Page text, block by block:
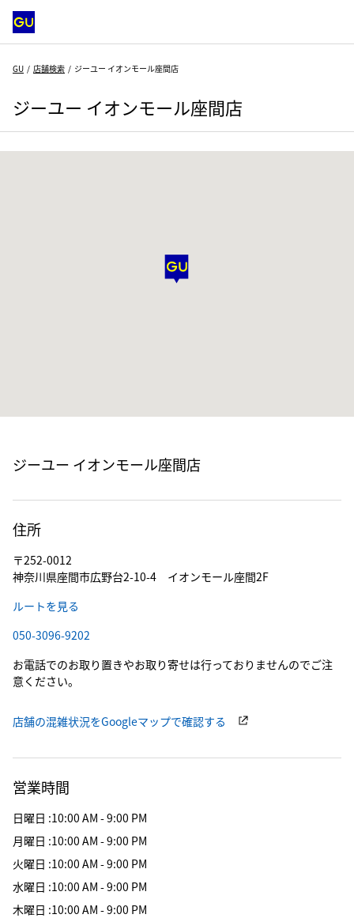
GU 店舗検索 ジーユー イオンモール座間店
ジーユー イオンモール座間店
ジーユー イオンモール座間店
住所
〒252-0012
神奈川県座間市広野台2-10-4 イオンモール座間2F
ルートを見る
050-3096-9202
お電話でのお取り置きやお取り寄せは行っておりませんのでご注
意ください。
店舗の混雑状況をGoogleマップで確認する
営業時間
日曜日 :10:00 AM - 9:00 PM
月曜日 :10:00 AM - 9:00 PM
火曜日 :10:00 AM - 9:00 PM
水曜日 :10:00 AM - 9:00 PM
木曜日 :10:00 AM - 9:00 PM